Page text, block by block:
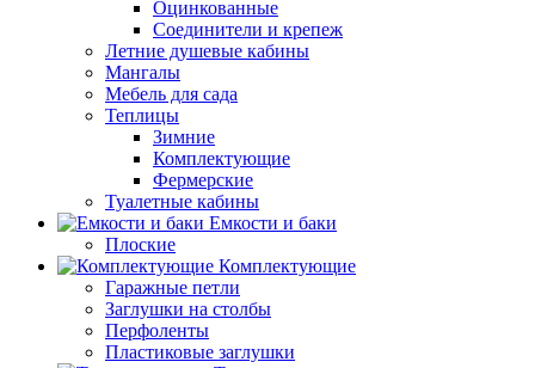
Оцинкованные
Соединители и крепеж
Летние душевые кабины
Мангалы
Мебель для сада
Теплицы
Зимние
Комплектующие
Фермерские
Туалетные кабины
Емкости и баки
Плоские
Комплектующие
Гаражные петли
Заглушки на столбы
Перфоленты
Пластиковые заглушки